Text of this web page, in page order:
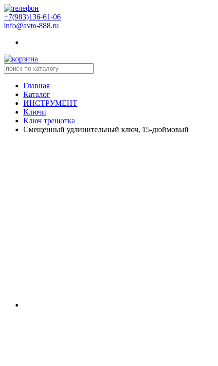
+7(983)136-61-06
info@avto-888.ru
Главная
Каталог
ИНСТРУМЕНТ
Ключи
Ключ трещотка
Смещенный удлинительный ключ, 15-дюймовый